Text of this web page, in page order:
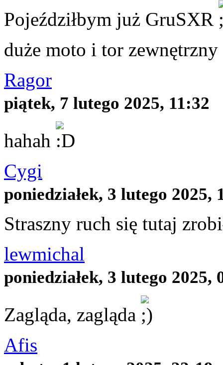
Pojeździłbym już GruSXR
duże moto i tor
Ragor
piątek, 7 lutego 2025, 11:32
hahah
Cygi
poniedziałek, 3 lutego 2025,
Straszny ruch się tutaj
lewmichal
poniedziałek, 3 lutego 2025,
Zagląda, zagląda
Afis